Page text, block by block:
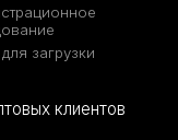
загрузки
клиентов